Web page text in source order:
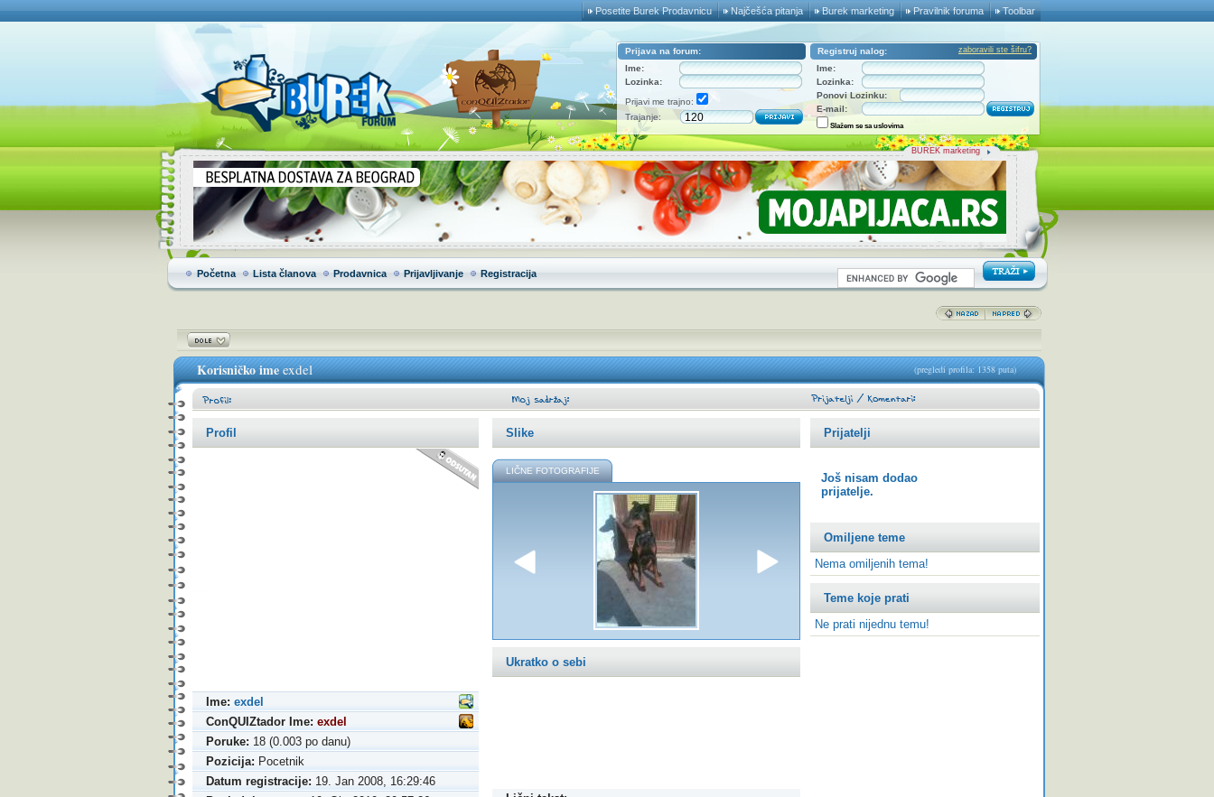
Toolbar
Pravilnik foruma
Burek marketing
Najčešća pitanja
Posetite Burek Prodavnicu
Prijava na forum:
Ime:
Lozinka:
Prijavi me trajno:
Trajanje:
Registruj nalog: zaboravili ste šifru?
Ime:
Lozinka:
Ponovi Lozinku:
E-mail:
Slažem se sa uslovima
BUREK marketing
Početna Lista članova Prodavnica Prijavljivanje Registracija
Korisničko ime exdel (pregledi profila: 1358 puta)
Profil
Ime: exdel
ConQUIZtador Ime: exdel
Poruke: 18 (0.003 po danu)
Pozicija: Pocetnik
Datum registracije: 19. Jan 2008, 16:29:46
Slike
LIČNE FOTOGRAFIJE
Ukratko o sebi
Prijatelji
Još nisam dodao
prijatelje.
Omiljene teme
Nema omiljenih tema!
Teme koje prati
Ne prati nijednu temu!